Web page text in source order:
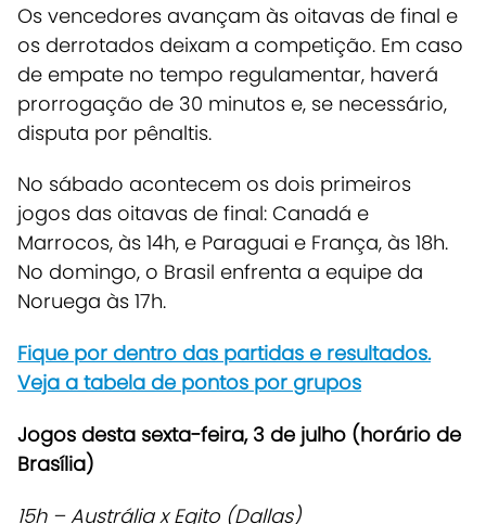
Os vencedores avançam às oitavas de final e
os derrotados deixam a competição. Em caso
de empate no tempo regulamentar, haverá
prorrogação de 30 minutos e, se necessário,
disputa por pênaltis.
No sábado acontecem os dois primeiros
jogos das oitavas de final: Canadá e
Marrocos, às 14h, e Paraguai e França, às 18h.
No domingo, o Brasil enfrenta a equipe da
Noruega às 17h.
Fique por dentro das partidas e resultados.
Veja a tabela de pontos por grupos
Jogos desta sexta-feira, 3 de julho (horário de
Brasília)
15h – Austrália x Egito (Dallas)